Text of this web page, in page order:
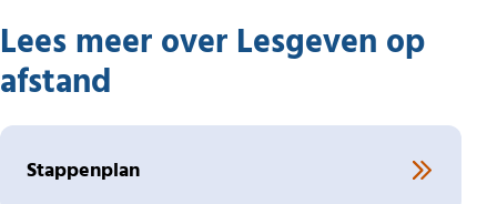
Lees meer over Lesgeven op
afstand
Stappenplan